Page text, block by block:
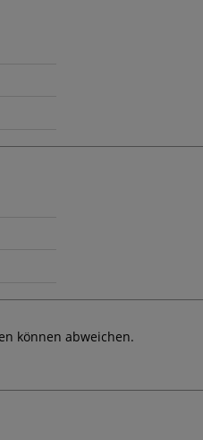
können abweichen.